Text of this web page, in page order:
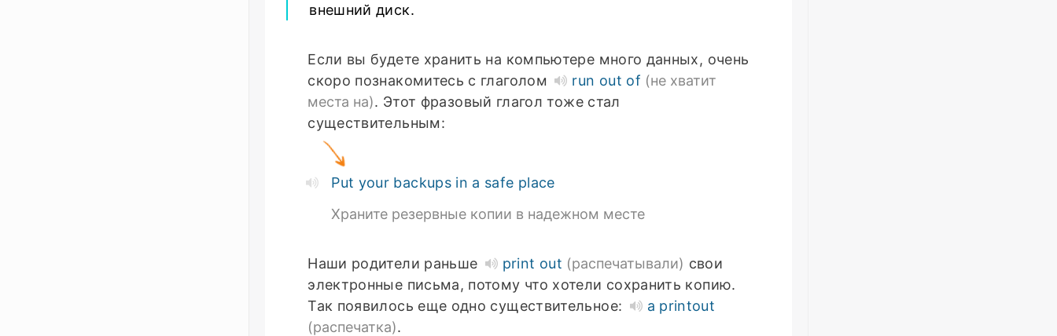
внешний диск.
Если вы будете хранить на компьютере много данных, очень
скоро познакомитесь с глаголом
run out of (не хватит
места на). Этот фразовый глагол тоже стал
существительным:
Put your backups in a safe place
Храните резервные копии в надежном месте
Наши родители раньше print out (распечатывали) свои
электронные письма, потому что хотели сохранить копию.
Так появилось еще одно существительное:
a printout
(распечатка).